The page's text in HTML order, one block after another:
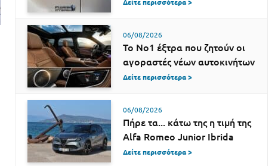
Δείτε περισσότερα >
06/08/2026
Το Νο1 έξτρα που ζητούν οι
αγοραστές νέων αυτοκινήτων
Δείτε περισσότερα >
06/08/2026
Πήρε τα... κάτω της η τιμή της
Alfa Romeo Junior Ibrida
Δείτε περισσότερα >